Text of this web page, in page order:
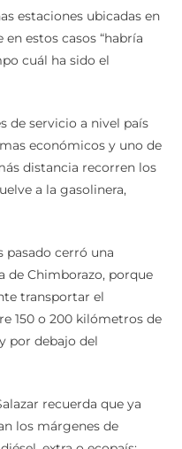
estaciones ubicadas en
estos casos “habría
cuál ha sido el
de servicio a nivel país
económicos y uno de
distancia recorren los
a la gasolinera,
pasado cerró una
de Chimborazo, porque
transportar el
150 o 200 kilómetros de
por debajo del
recuerda que ya
los márgenes de